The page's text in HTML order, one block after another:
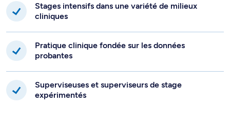
Stages intensifs dans une variété de milieux
cliniques
Pratique clinique fondée sur les données
probantes
Superviseuses et superviseurs de stage
expérimentés